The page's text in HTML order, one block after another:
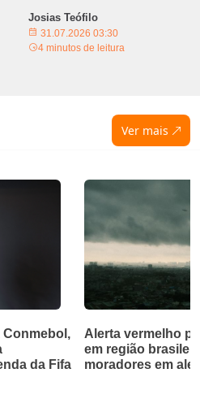
Josias Teófilo
31.07.2026 03:30
4 minutos de leitura
Ver mais
Conmebol,
da Fifa
Alerta vermelho
em região
moradores em